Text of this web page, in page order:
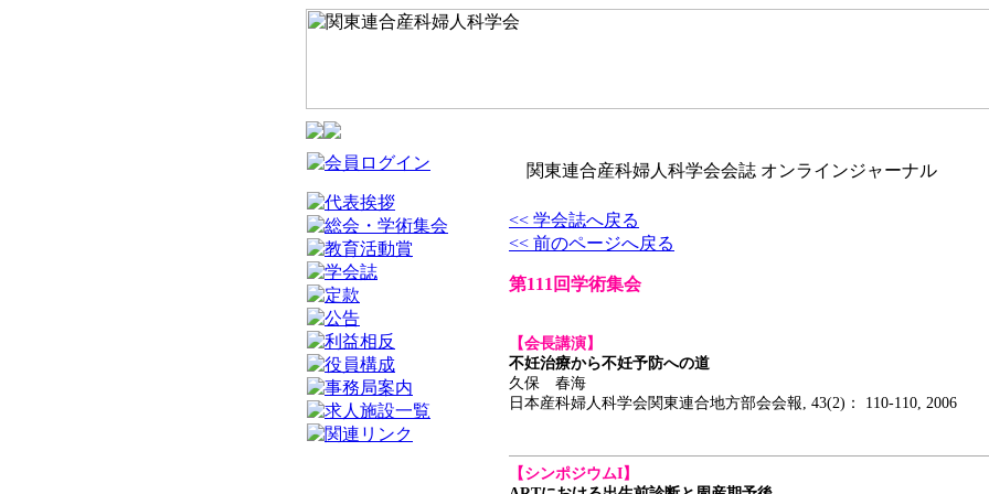
関東連合産科婦人科学会会誌 オンラインジャーナル
<< 学会誌へ戻る
<< 前のページへ戻る
第111回学術集会
【会長講演】
不妊治療から不妊予防への道
久保 春海
日本産科婦人科学会関東連合地方部会会報, 43(2)： 110-110, 2006
【シンポジウムI】